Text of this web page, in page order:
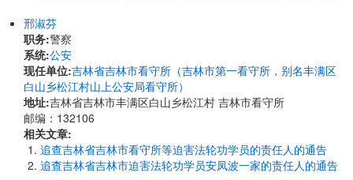
邢淑芬
职务:警察
系统:公安
现任单位:吉林省吉林市看守所（吉林市第一看守所，别名丰满区
白山乡松江村山上公安局看守所）
地址:吉林省吉林市丰满区白山乡松江村 吉林市看守所
邮编：132106
相关文章:
追查吉林省吉林市看守所等迫害法轮功学员的责任人的通告
追查吉林省吉林市迫害法轮功学员安凤波一家的责任人的通告